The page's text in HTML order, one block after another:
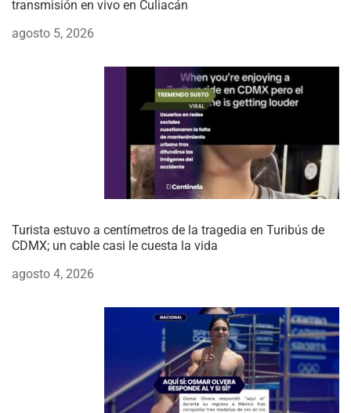
transmisión en vivo en Culiacán
agosto 5, 2026
Turista estuvo a centímetros de la tragedia en Turibús de
CDMX; un cable casi le cuesta la vida
agosto 4, 2026